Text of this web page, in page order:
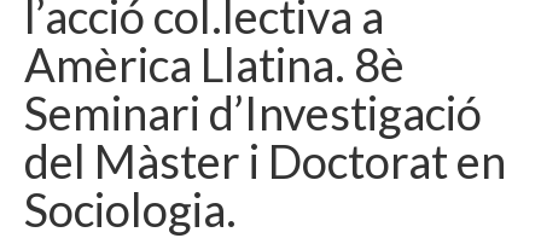
Transfer
Publications
News Blog
Contact
Language:
l’acció col.lectiva a
Amèrica Llatina. 8è
Seminari d’Investigació
del Màster i Doctorat en
Sociologia.